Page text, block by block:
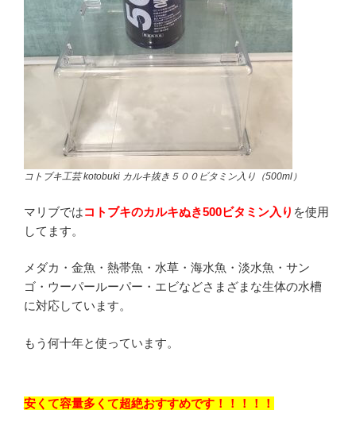
コトブキ工芸 kotobuki カルキ抜き５００ビタミン入り（500ml）
マリブではコトブキのカルキぬき500ビタミン入り を使用
してます。
メダカ・金魚・熱帯魚・水草・海水魚・淡水魚・サン
ゴ・ウーパールーパー・エビなどさまざまな生体の水槽
に対応しています。
もう何十年と使っています。
安くて容量多くて超絶おすすめです！！！！！